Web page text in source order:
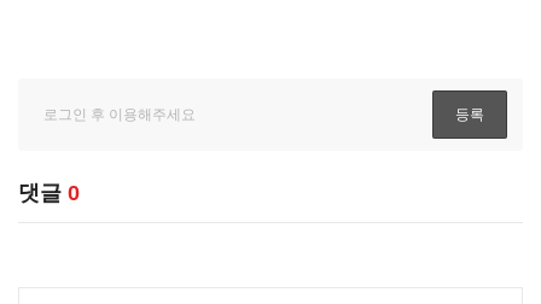
댓글 0